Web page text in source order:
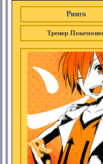
Ринго
Тренер